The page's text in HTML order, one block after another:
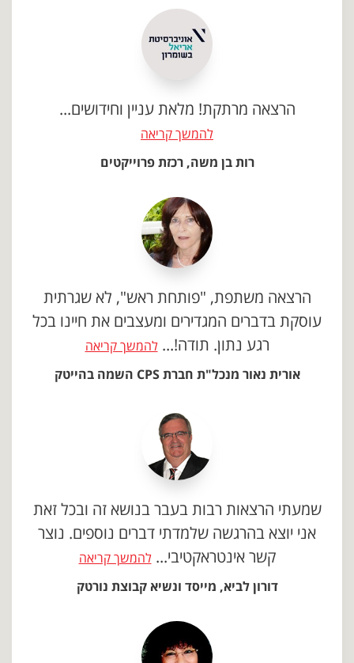
הרצאה מרתקת! מלאת עניין וחידושים...
להמשך קריאה
רות בן משה, רכזת פרוייקטים
הרצאה משתפת, "פותחת ראש", לא שגרתית
עוסקת בדברים המגדירים ומעצבים את חיינו בכל
רגע נתון. תודה!...להמשך קריאה
אורית נאור מנכל"ת חברת CPS השמה בהייטק
שמעתי הרצאות רבות בעבר בנושא זה ובכל זאת
אני יוצא בהרגשה שלמדתי דברים נוספים. נוצר
קשר אינטראקטיבי...להמשך קריאה
דורון לביא, מייסד ונשיא קבוצת נורטק